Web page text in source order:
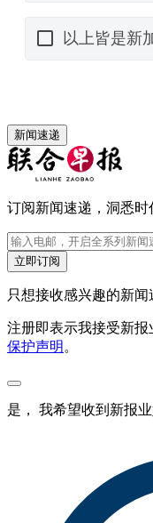
新闻速递
订阅新闻速递，洞悉时
立即订阅
只想接收感兴趣的新闻
注册即表示我接受新
保护声明 。
是， 我希望收到新报